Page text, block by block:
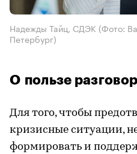
Надежды Тайц, СДЭК (Фото:
Петербург)
О пользе
Для того, чтобы
кризисные ситуации,
формировать и